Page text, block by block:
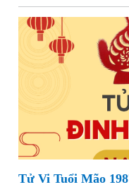
Tử Vi Tuổi Mão